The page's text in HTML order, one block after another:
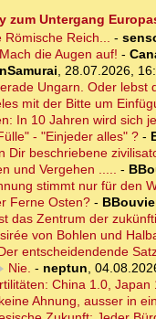
zum Untergang
Römische Reich... -
die Augen auf! -
, 28.07.2026,
Ungarn. Oder lebst
mit der Bitte um
In 10 Jahren wird sich
- "Einjeder alles" ?-
Dir beschriebene
und Vergehen ..... -
stimmt nur für den
Ferne Osten?-
das Zentrum der
von Bohlen und
entscheidendende
Nie. - neptun,
China 1.0,
Ahnung, ausser in